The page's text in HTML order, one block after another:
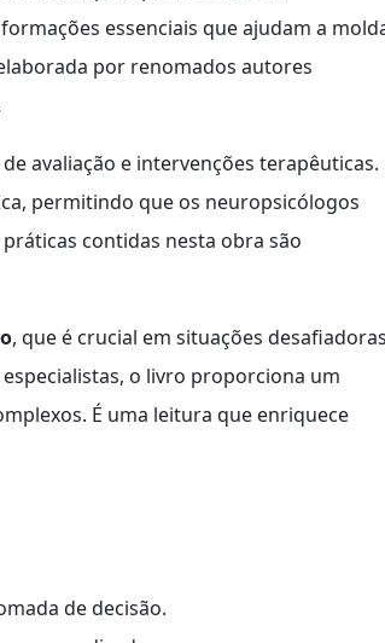
essenciais que ajudam a
por renomados autores
avaliação e intervenções terapêuticas.
permitindo que os neuropsicólogos
contidas nesta obra são
, que é crucial em situações
o livro proporciona um
É uma leitura que enriquece
de decisão.